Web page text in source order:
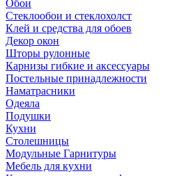
Обои
Стеклообои и стеклохолст
Клей и средства для обоев
Декор окон
Шторы рулонные
Карнизы гибкие и аксессуары
Постельные принадлежности
Наматрасники
Одеяла
Подушки
Кухни
Столешницы
Модульные Гарнитуры
Мебель для кухни